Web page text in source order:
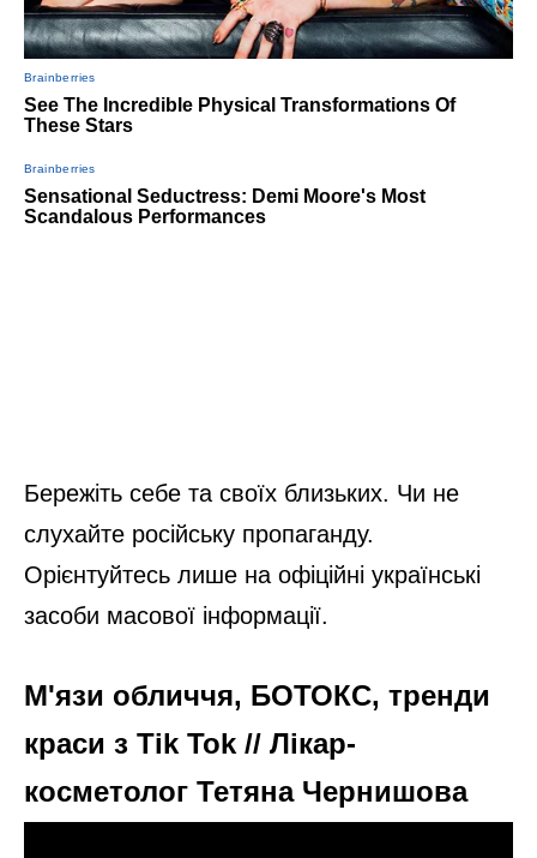
Бережіть себе та своїх близьких. Чи не
слухайте російську пропаганду.
Орієнтуйтесь лише на офіційні українські
засоби масової інформації.
М'язи обличчя, БОТОКС, тренди
краси з Tik Tok // Лікар-
косметолог Тетяна Чернишова